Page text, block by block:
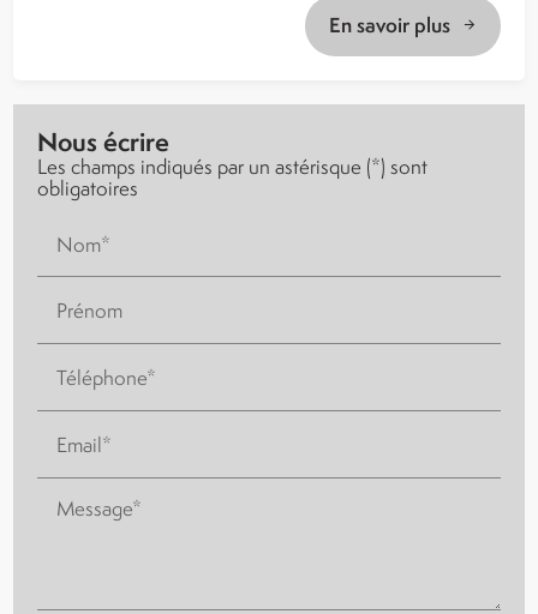
En savoir plus
Nous écrire
Les champs indiqués par un astérisque (*) sont
obligatoires
Nom*
Prénom
Téléphone*
Email*
Message*